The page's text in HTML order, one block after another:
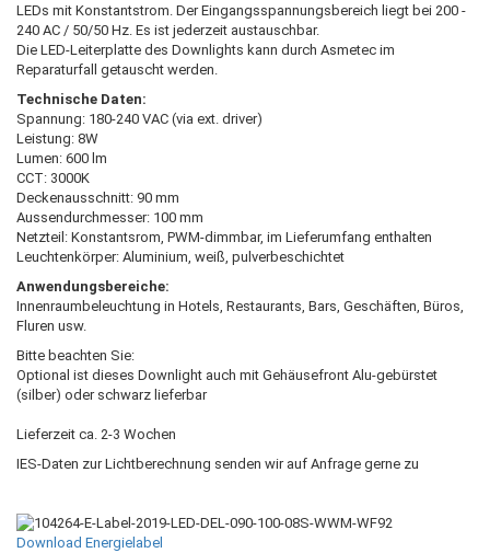
LEDs mit Konstantstrom. Der Eingangsspannungsbereich liegt bei 200 -
240 AC / 50/50 Hz. Es ist jederzeit austauschbar.
Die LED-Leiterplatte des Downlights kann durch Asmetec im
Reparaturfall getauscht werden.
Technische Daten:
Spannung: 180-240 VAC (via ext. driver)
Leistung: 8W
Lumen: 600 lm
CCT: 3000K
Deckenausschnitt: 90 mm
Aussendurchmesser: 100 mm
Netzteil: Konstantsrom, PWM-dimmbar, im Lieferumfang enthalten
Leuchtenkörper: Aluminium, weiß, pulverbeschichtet
Anwendungsbereiche:
Innenraumbeleuchtung in Hotels, Restaurants, Bars, Geschäften, Büros,
Fluren usw.
Bitte beachten Sie:
Optional ist dieses Downlight auch mit Gehäusefront Alu-gebürstet
(silber) oder schwarz lieferbar
Lieferzeit ca. 2-3 Wochen
IES-Daten zur Lichtberechnung senden wir auf Anfrage gerne zu
Download Energielabel